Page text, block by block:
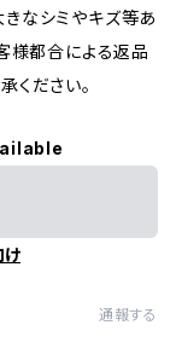
なシミやキズ等あ
様都合による返品
ください。
け
通報する